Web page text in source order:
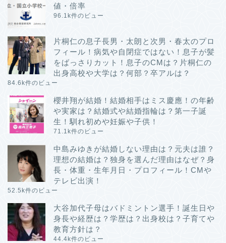
値・倍率
96.1k件のビュー
片桐仁の息子長男・太朗と次男・春太のプロ
フィール！病気や自閉症ではない！息子が髪
をばっさりカット！息子のCMは？片桐仁の
出身高校や大学は？何部？卒アルは？
84.6k件のビュー
櫻井翔が結婚！結婚相手はミス慶應！の年齢
や実家は？結婚式や結婚指輪は？第一子誕
生！馴れ初めや妊娠や子供！
71.1k件のビュー
中島みゆきが結婚しない理由は？元夫は誰？
理想の結婚は？独身を選んだ理由はなぜ？身
長・体重・生年月日・プロフィール！CMや
テレビ出演！
52.5k件のビュー
大谷加代子母はバドミントン選手！誕生日や
身長や経歴は？学歴は？出身校は？子育てや
教育方針は？
44.4k件のビュー